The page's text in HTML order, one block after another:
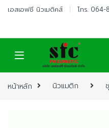
Skip to navigation
Skip to content
เอสเอฟซี นิวเมติคส์ โทร. 064-
หน้าหลัก นิวแมติก